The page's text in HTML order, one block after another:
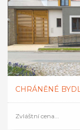
CHRÁNĚNÉ
Zvláštní cena...